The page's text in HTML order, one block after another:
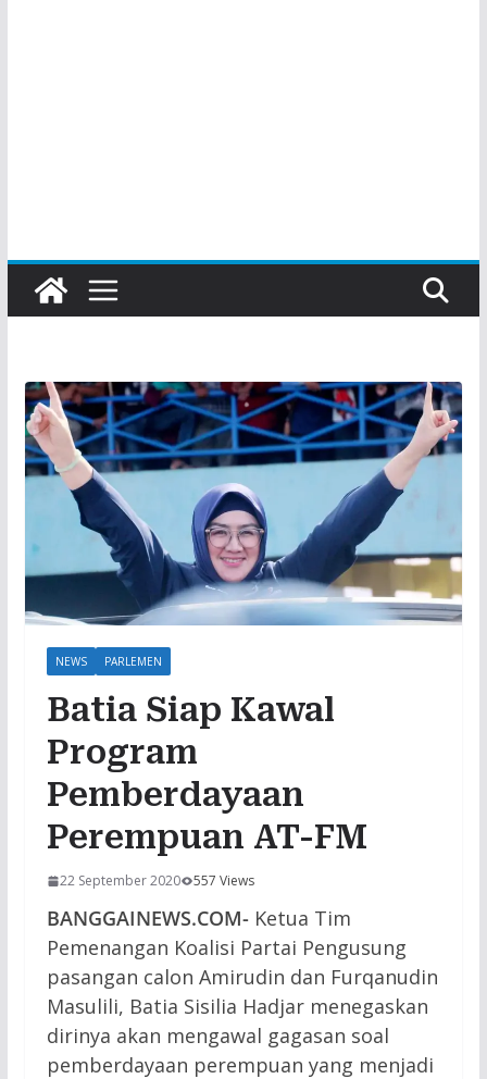
NEWS PARLEMEN
Batia Siap Kawal
Program
Pemberdayaan
Perempuan AT-FM
22 September 2020 557 Views
BANGGAINEWS.COM-Ketua Tim
Pemenangan Koalisi Partai Pengusung
pasangan calon Amirudin dan Furqanudin
Masulili, Batia Sisilia Hadjar menegaskan
dirinya akan mengawal gagasan soal
pemberdayaan perempuan yang menjadi